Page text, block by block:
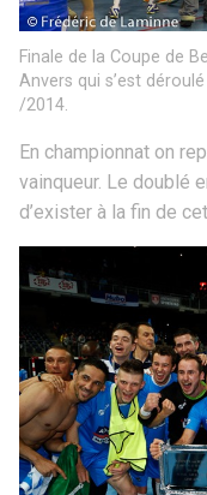
Finale de la Coupe de
Anvers qui s’est
/2014.
En championnat on
vainqueur. Le doublé
d’exister à la fin de